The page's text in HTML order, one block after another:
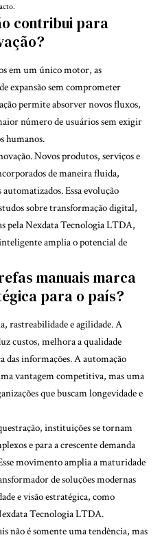
contribui para
em um único motor, as
expansão sem comprometer
permite absorver novos fluxos,
número de usuários sem exigir
humanos.
Novos produtos, serviços e
de maneira fluida,
Essa evolução
sobre transformação digital,
pela Nexdata Tecnologia LTDA,
amplia o potencial de
manuais marca
para o país?
rastreabilidade e agilidade. A
custos, melhora a qualidade
das informações. A automação
vantagem competitiva, mas uma
que buscam longevidade e
instituições se tornam
e para a crescente demanda
movimento amplia a maturidade
de soluções modernas
e visão estratégica, como
Tecnologia LTDA.
não é somente uma tendência, mas